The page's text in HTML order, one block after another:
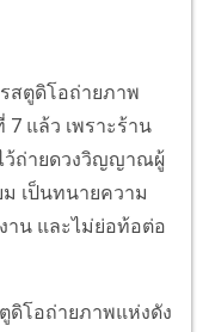
สตูดิโอถ่ายภาพ
แล้ว เพราะร้าน
ว้ถ่ายดวงวิญญาณผู้
เป็นทนายความ
าน และไม่ย่อท้อต่อ
ดิโอถ่ายภาพแห่งดัง